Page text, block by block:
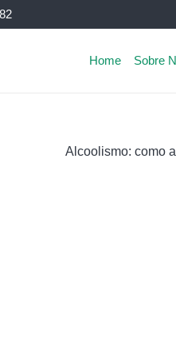
Home Sobre
Alcoolismo: como